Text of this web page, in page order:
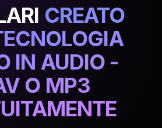
CREATO
IN AUDIO -
O MP3